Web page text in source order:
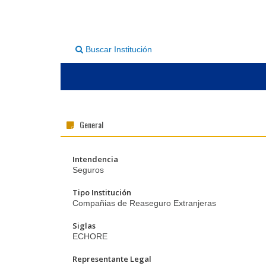
Buscar Institución
General
Intendencia
Seguros
Tipo Institución
Compañias de Reaseguro Extranjeras
Siglas
ECHORE
Representante Legal